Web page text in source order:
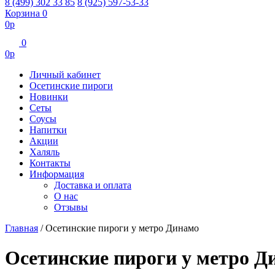
8 (499) 302 33 85 8 (925) 597-53-33
Корзина 0
0р
0
0р
Личный кабинет
Осетинские пироги
Новинки
Сеты
Соусы
Напитки
Акции
Халяль
Контакты
Информация
Доставка и оплата
О нас
Отзывы
Главная /Осетинские пироги у метро Динамо
Осетинские пироги у метро